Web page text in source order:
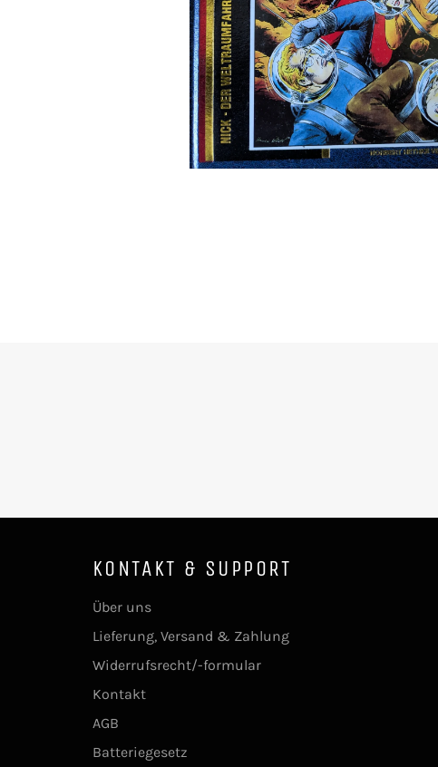
KONTAKT & SUPPORT
Über uns
Lieferung, Versand & Zahlung
Widerrufsrecht/-formular
Kontakt
AGB
Batteriegesetz